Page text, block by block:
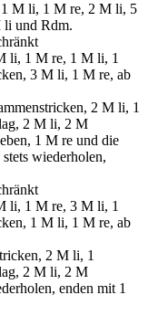
M li, 1 M re, 2 M li, 5
li und Rdm.
li, 1 M re, 1 M li, 1
3 M li, 1 M re, ab
2 M li, 1
2 M li, 2 M
1 M re und die
wiederholen,
li, 1 M re, 3 M li, 1
1 M li, 1 M re, ab
2 M li, 1
2 M li, 2 M
enden mit 1